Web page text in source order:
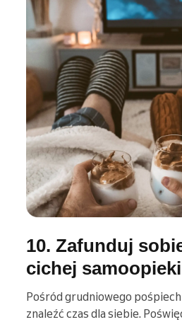
10. Zafunduj
cichej samoopieki
Pośród grudniowego
znaleźć czas dla siebie.